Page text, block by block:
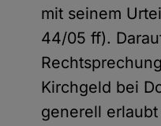
mit seinem
44/05 ff).
Kirchgeld bei
generell